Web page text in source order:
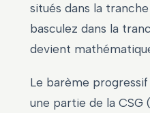
situés dans la tranche
basculez dans la
devient
Le barème
une partie de la CSG